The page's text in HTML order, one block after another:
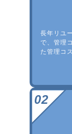
長年リユ
で、管理
た管理コ